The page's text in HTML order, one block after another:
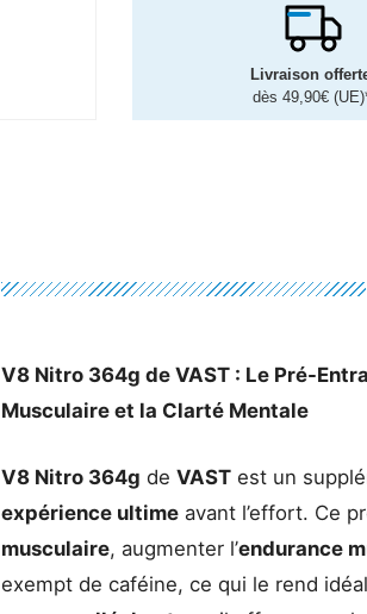
Livraison
dès 49,90€
V8 Nitro 364g de VAST : Le Pré-
Musculaire et la Clarté Mentale
V8 Nitro 364g de VAST est un
expérience ultime avant l’effort. Ce
musculaire, augmenter l’endurance
exempt de caféine, ce qui le rend